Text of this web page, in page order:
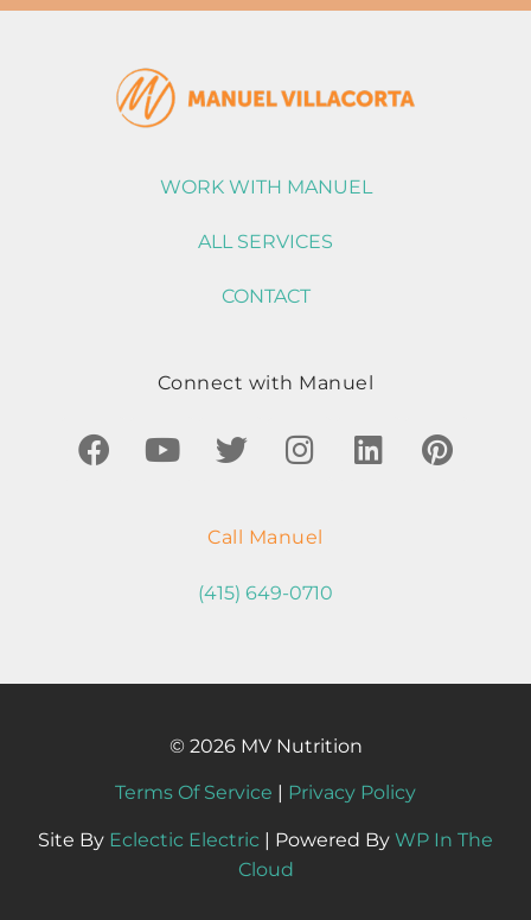
WORK WITH MANUEL
ALL SERVICES
CONTACT
Connect with Manuel
Call Manuel
(415) 649-0710
© 2026 MV Nutrition
Terms Of Service | Privacy Policy
Site By Eclectic Electric | Powered By WP In The
Cloud